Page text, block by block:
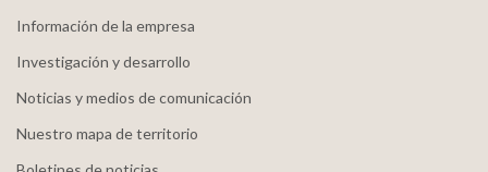
Información de la empresa
Investigación y desarrollo
Noticias y medios de comunicación
Nuestro mapa de territorio